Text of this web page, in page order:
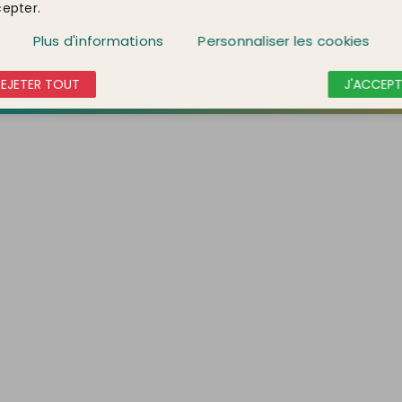
Plus d'informations Personnaliser les cookies
TOUT